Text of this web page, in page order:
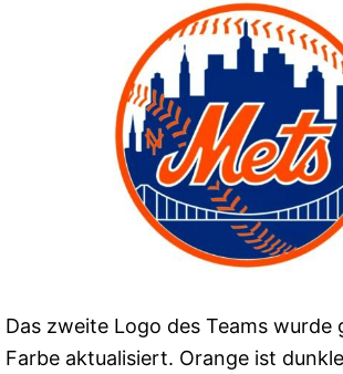
Das zweite Logo des Teams wurde
Farbe aktualisiert. Orange ist